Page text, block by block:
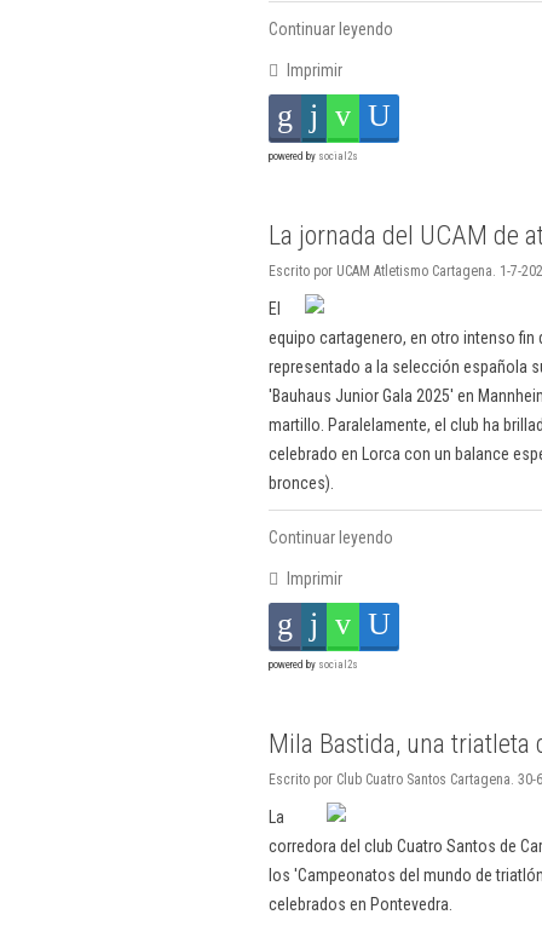
Continuar leyendo
Imprimir
powered by social2s
La jornada del UCAM de
Escrito por UCAM Atletismo Cartagena. 1-7-
El
equipo cartagenero, en otro intenso
representado a la selección española
'Bauhaus Junior Gala 2025' en
martillo. Paralelamente, el club ha
celebrado en Lorca con un balance
bronces).
Continuar leyendo
Imprimir
powered by social2s
Mila Bastida, una triatleta
Escrito por Club Cuatro Santos Cartagena.
La
corredora del club Cuatro Santos de
los 'Campeonatos del mundo de
celebrados en Pontevedra.